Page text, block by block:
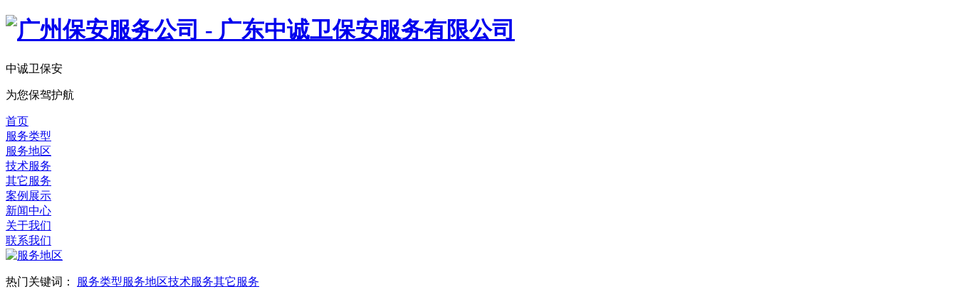
中诚卫保安
为您保驾护航
首页
服务类型
服务地区
技术服务
其它服务
案例展示
新闻中心
关于我们
联系我们
热门关键词： 服务类型服务地区技术服务其它服务